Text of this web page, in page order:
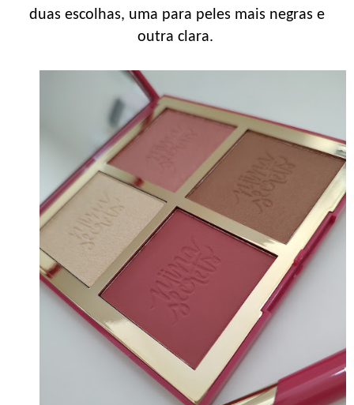
duas escolhas, uma para peles mais negras e
outra clara.